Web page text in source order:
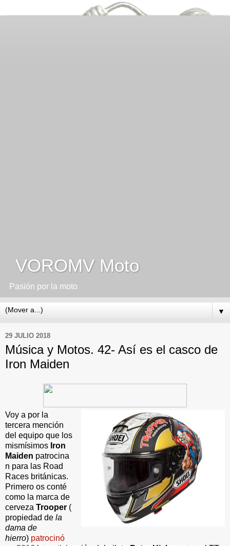
VOROMV Moto
Pasión por la moto
▼
29 JULIO 2018
Música y Motos. 42- Así es el casco de
Iron Maiden
Voy a por la
tercera mención
del equipo que los
mismísimos Iron
Maiden patrocina
n para las Road
Races británicas.
Primero os conté
como la marca de
cerveza Trooper (
propiedad de la
dama de
hierro) patrocinó